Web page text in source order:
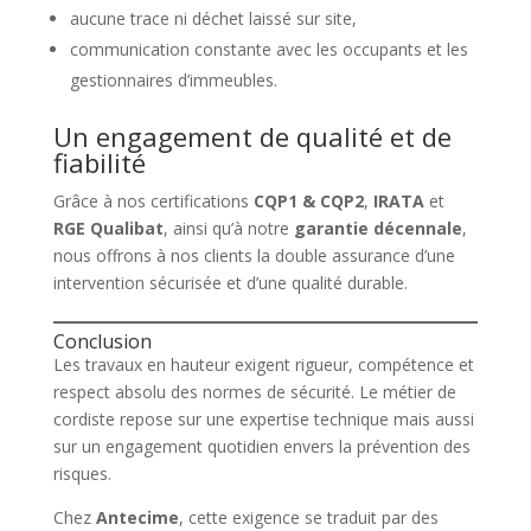
aucune trace ni déchet laissé sur site,
communication constante avec les occupants et les
gestionnaires d’immeubles.
Un engagement de qualité et de
fiabilité
Grâce à nos certifications CQP1 & CQP2, IRATA et
RGE Qualibat, ainsi qu’à notre garantie décennale,
nous offrons à nos clients la double assurance d’une
intervention sécurisée et d’une qualité durable.
Conclusion
Les travaux en hauteur exigent rigueur, compétence et
respect absolu des normes de sécurité. Le métier de
cordiste repose sur une expertise technique mais aussi
sur un engagement quotidien envers la prévention des
risques.
Chez Antecime, cette exigence se traduit par des